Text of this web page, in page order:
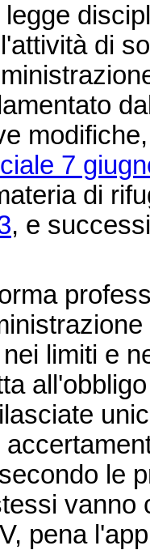
di
7
di
, e
limiti e
le
vanno
pena